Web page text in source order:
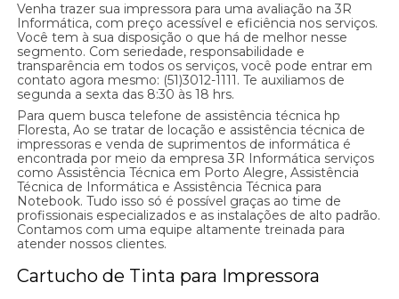
Venha trazer sua impressora para uma avaliação na 3R
Informática, com preço acessível e eficiência nos serviços.
Você tem à sua disposição o que há de melhor nesse
segmento. Com seriedade, responsabilidade e
transparência em todos os serviços, você pode entrar em
contato agora mesmo: (51)3012-1111. Te auxiliamos de
segunda a sexta das 8:30 às 18 hrs.
Para quem busca telefone de assistência técnica hp
Floresta, Ao se tratar de locação e assistência técnica de
impressoras e venda de suprimentos de informática é
encontrada por meio da empresa 3R Informática serviços
como Assistência Técnica em Porto Alegre, Assistência
Técnica de Informática e Assistência Técnica para
Notebook. Tudo isso só é possível graças ao time de
profissionais especializados e as instalações de alto padrão.
Contamos com uma equipe altamente treinada para
atender nossos clientes.
Cartucho de Tinta para Impressora